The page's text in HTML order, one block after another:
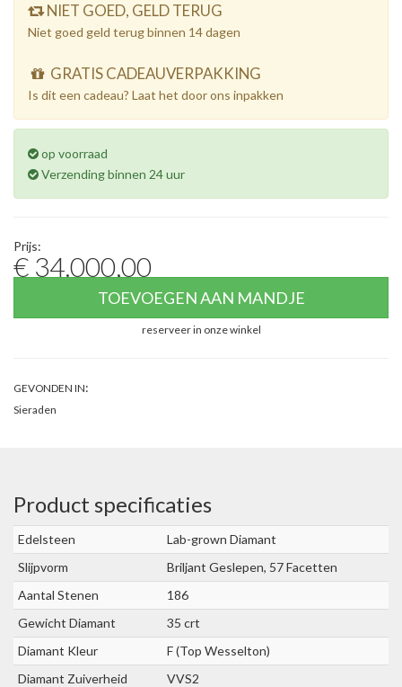
NIET GOED, GELD TERUG
Niet goed geld terug binnen 14 dagen
GRATIS CADEAUVERPAKKING
Is dit een cadeau? Laat het door ons inpakken
op voorraad
Verzending binnen 24 uur
Prijs:
€ 34.000,00
TOEVOEGEN AAN MANDJE
reserveer in onze winkel
GEVONDEN IN:
Sieraden
Product specificaties
Edelsteen
Lab-grown Diamant
Slijpvorm
Briljant Geslepen, 57 Facetten
Aantal Stenen
186
Gewicht Diamant
35 crt
Diamant Kleur
F (Top Wesselton)
Diamant Zuiverheid
VVS2